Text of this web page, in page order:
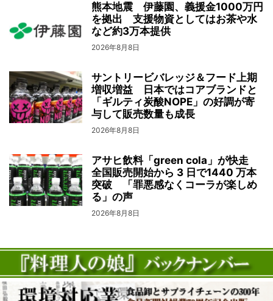
熊本地震 伊藤園、義援金1000万円
を拠出 支援物資としてはお茶や水
など約3万本提供
2026年8月8日
サントリービバレッジ＆フード上期
増収増益 日本ではコアブランドと
「ギルティ炭酸NOPE」の好調が寄
与して販売数量も成長
2026年8月8日
アサヒ飲料「green cola」が快走
全国販売開始から 3 日で1440 万本
突破 「罪悪感なくコーラが楽しめ
る」の声
2026年8月8日